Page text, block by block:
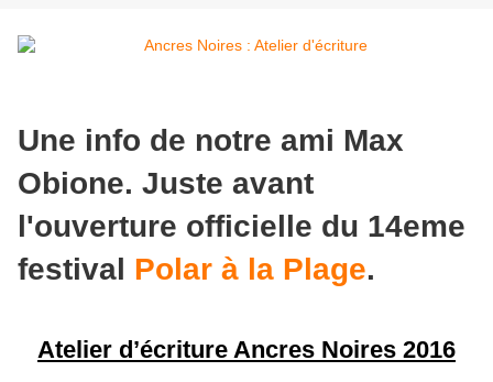
Une info de notre ami Max
Obione. Juste avant
l'ouverture officielle du 14eme
festival Polar à la Plage.
Atelier d’écriture Ancres Noires 2016